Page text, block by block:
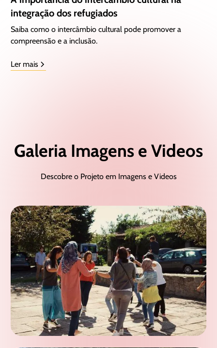
integração dos refugiados
Saiba como o intercâmbio cultural pode promover a
compreensão e a inclusão.
Ler mais
Galeria Imagens e Videos
Descobre o Projeto em Imagens e Videos